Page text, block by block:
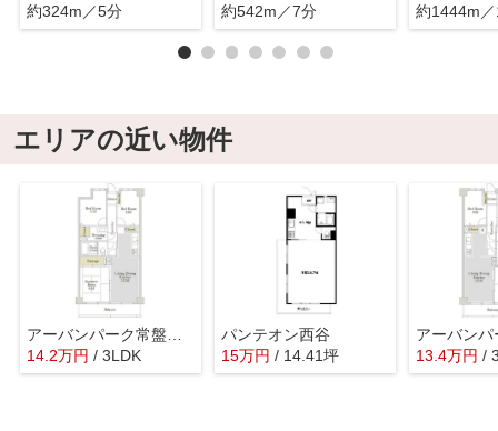
約324m／5分
約542m／7分
約1444m
エリアの近い物件
14.2万円 / 3LDK
パンテオン西谷
15万円 / 14.41坪 13.4万円 /